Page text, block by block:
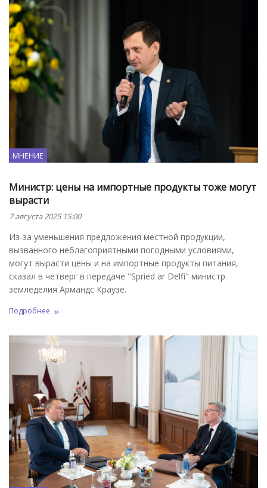
МНЕНИЕ
Министр: цены на импортные продукты тоже могут
вырасти
7 августа 2025 15:00
Из-за уменьшения предложения местной продукции,
вызванного неблагоприятными погодными условиями,
могут вырасти цены и на импортные продукты питания,
сказал в четверг в передаче "Spried ar Delfi" министр
земледелия Армандс Краузе.
Подробнее